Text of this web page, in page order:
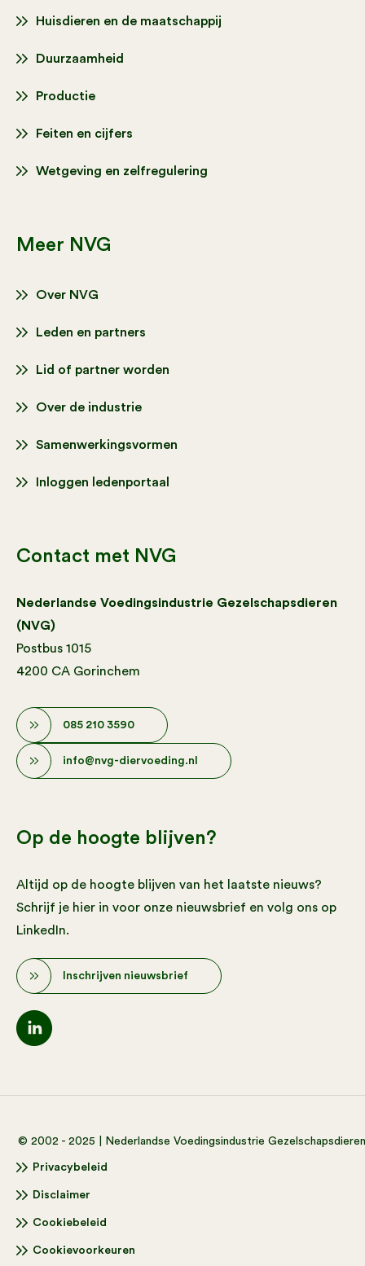
Huisdieren en de maatschappij
Duurzaamheid
Productie
Feiten en cijfers
Wetgeving en zelfregulering
Meer NVG
Over NVG
Leden en partners
Lid of partner worden
Over de industrie
Samenwerkingsvormen
Inloggen ledenportaal
Contact met NVG
Nederlandse Voedingsindustrie Gezelschapsdieren
(NVG)
Postbus 1015
4200 CA Gorinchem
085 210 3590
info@nvg-diervoeding.nl
Op de hoogte blijven?
Altijd op de hoogte blijven van het laatste nieuws?
Schrijf je hier in voor onze nieuwsbrief en volg ons op
LinkedIn.
Inschrijven nieuwsbrief
© 2002 - 2025 | Nederlandse Voedingsindustrie
Privacybeleid
Disclaimer
Cookiebeleid
Cookievoorkeuren